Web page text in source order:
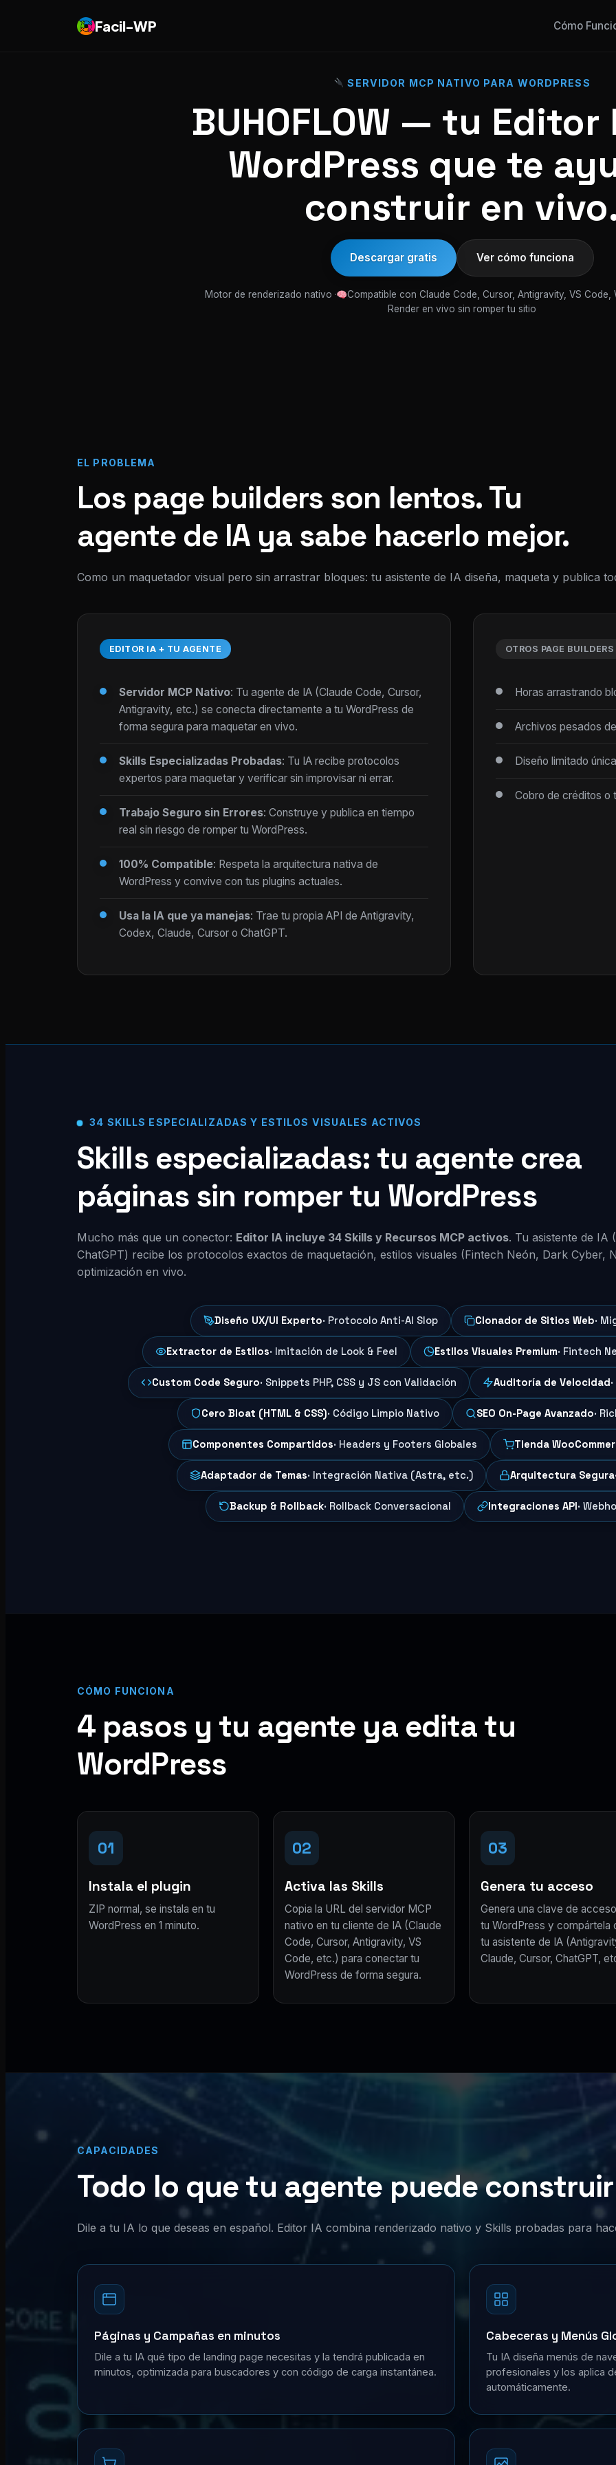
Facil-WP Cómo
SERVIDOR MCP NATIVO PARA WORDPRESS
BUHOFLOW — tu Editor
WordPress que te
construir en
Descargar gratis Ver cómo funciona
Motor de renderizado nativo ·
Compatible con Claude Code, Cursor, Antigravity, VS Code,
Render en vivo sin romper tu sitio
EL PROBLEMA
Los page builders son lentos. Tu
agente de IA ya sabe hacerlo mejor.
Como un maquetador visual pero sin arrastrar bloques: tu asistente de IA diseña, maqueta y publica
EDITOR IA + TU AGENTE
Servidor MCP Nativo: Tu agente de IA (Claude Code, Cursor,
Antigravity, etc.) se conecta directamente a tu WordPress de
forma segura para maquetar en vivo.
Skills Especializadas Probadas: Tu IA recibe protocolos
expertos para maquetar y verificar sin improvisar ni errar.
Trabajo Seguro sin Errores: Construye y publica en tiempo
real sin riesgo de romper tu WordPress.
100% Compatible: Respeta la arquitectura nativa de
WordPress y convive con tus plugins actuales.
Usa la IA que ya manejas: Trae tu propia API de Antigravity,
Codex, Claude, Cursor o ChatGPT.
OTROS PAGE BUILDERS
Horas arrastrando
Archivos pesados
Diseño limitado
Cobro de créditos o
34 SKILLS ESPECIALIZADAS Y ESTILOS VISUALES ACTIVOS
Skills especializadas: tu agente crea
páginas sin romper tu WordPress
Mucho más que un conector: Editor IA incluye 34 Skills y Recursos MCP activos. Tu asistente de IA
ChatGPT) recibe los protocolos exactos de maquetación, estilos visuales (Fintech Neón, Dark Cyber,
optimización en vivo.
Diseño UX/UI Experto· Protocolo Anti-AI Slop Clonador de Sitios Web·
Extractor de Estilos· Imitación de Look & Feel Estilos Visuales Premium· Fintech
Custom Code Seguro· Snippets PHP, CSS y JS con Validación Auditoría de Velocidad
Cero Bloat (HTML & CSS)· Código Limpio Nativo SEO On-Page Avanzado·
Componentes Compartidos· Headers y Footers Globales Tienda
Adaptador de Temas· Integración Nativa (Astra, etc.) Arquitectura Segura
Backup & Rollback· Rollback Conversacional Integraciones API·
CÓMO FUNCIONA
4 pasos y tu agente ya edita tu
WordPress
01
Instala el plugin
ZIP normal, se instala en tu
WordPress en 1 minuto.
02
Activa las Skills
Copia la URL del servidor MCP
nativo en tu cliente de IA (Claude
Code, Cursor, Antigravity, VS
Code, etc.) para conectar tu
WordPress de forma segura.
03
Genera tu acceso
Genera una clave de
tu WordPress y compártela
tu asistente de IA
Claude, Cursor, ChatGPT,
CAPACIDADES
Todo lo que tu agente puede
Dile a tu IA lo que deseas en español. Editor IA combina renderizado nativo y Skills probadas para
Páginas y Campañas en minutos
Dile a tu IA qué tipo de landing page necesitas y la tendrá publicada en
minutos, optimizada para buscadores y con código de carga instantánea.
Cabeceras y Menús
Tu IA diseña menús de
profesionales y los aplica
automáticamente.